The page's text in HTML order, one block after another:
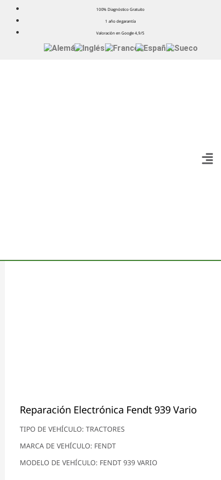
100% Diagnóstico Gratuito
1 año de garantía
Valoración en Google 4,9/5
Reparación Electrónica Fendt 939 Vario
TIPO DE VEHÍCULO: TRACTORES
MARCA DE VEHÍCULO: FENDT
MODELO DE VEHÍCULO: FENDT 939 VARIO